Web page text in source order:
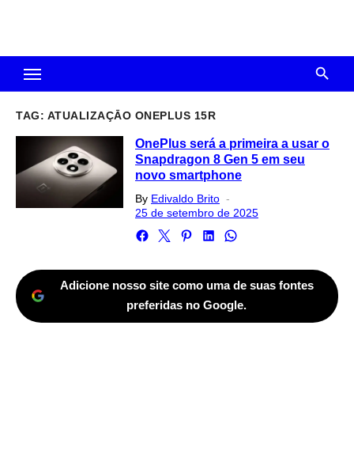
TAG: ATUALIZAÇĀO ONEPLUS 15R
OnePlus será a primeira a usar o
Snapdragon 8 Gen 5 em seu
novo smartphone
By Edivaldo Brito
on
25 de setembro de 2025
Adicione nosso site como uma de suas fontes
preferidas no Google.